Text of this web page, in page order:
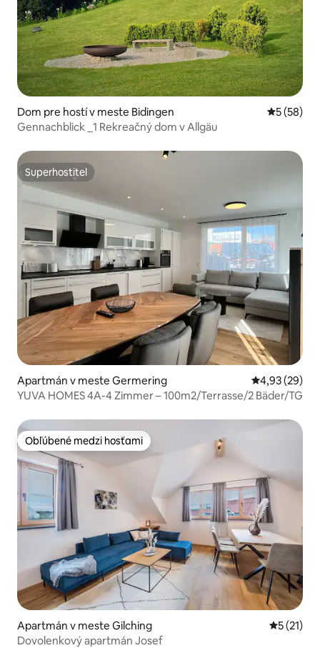
Dom pre hostí v meste Bidingen
5 (58)
Gennachblick _1 Rekreačný dom v Allgäu
Superhostiteľ
Superhostiteľ
Apartmán v meste Germering Priemerné
4,93 (29)
YUVA HOMES 4A-4 Zimmer – 100m2/Terrasse/2 Bäder/TG
Obľúbené medzi hosťami
Obľúbené medzi hosťami
Apartmán v meste Gilching
5 (21)
Dovolenkový apartmán Josef